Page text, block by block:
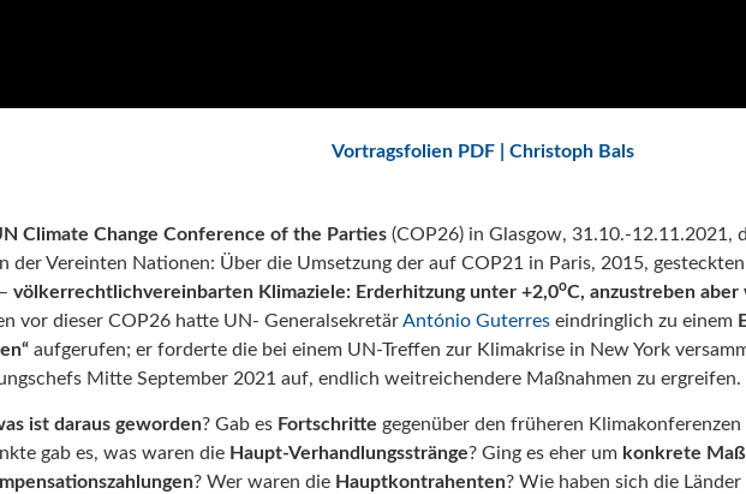
Vortragsfolien PDF | Christoph Bals
Climate Change Conference of the Parties (COP26) in Glasgow, 31.10.-12.11.2021,
der Vereinten Nationen: Über die Umsetzung der auf COP21 in Paris, 2015,
völkerrechtlichvereinbarten Klimaziele: Erderhitzung unter +2,0oC, anzustreben aber
vor dieser COP26 hatte UN- GeneralsekretärAntónio Guterres eindringlich zu einem
aufgerufen; er forderte die bei einem UN-Treffen zur Klimakrise in New York
Mitte September 2021 auf, endlich weitreichendere Maßnahmen zu ergreifen.
ist daraus geworden? Gab es Fortschritte gegenüber den früheren Klimakonferenzen
gab es, was waren die Haupt-Verhandlungsstränge? Ging es eher um konkrete
? Wer waren die Hauptkontrahenten? Wie haben sich die